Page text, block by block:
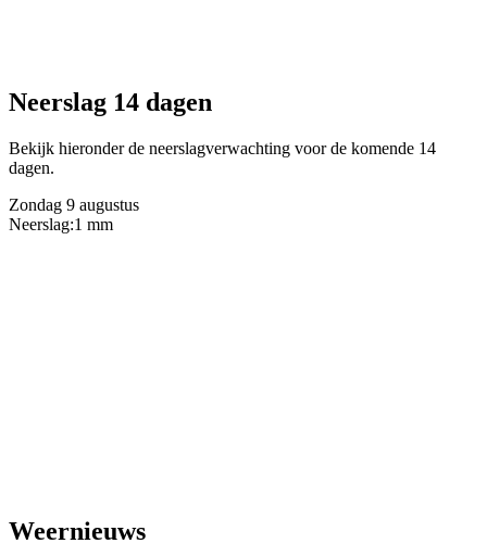
Neerslag 14 dagen
Bekijk hieronder de neerslagverwachting voor de komende 14
dagen.
Zondag 9 augustus
Neerslag:1 mm
Weernieuws